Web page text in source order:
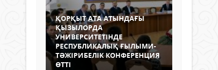
ҚОРҚЫТ АТА АТЫНДАҒЫ
ҚЫЗЫЛОРДА
УНИВЕРСИТЕТІНДЕ
РЕСПУБЛИКАЛЫҚ ҒЫЛЫМИ-
ТӘЖІРИБЕЛІК КОНФЕРЕНЦИЯ
ӨТТІ